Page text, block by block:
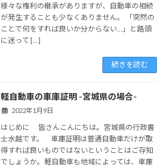
様々な権利の継承がありますが、自動車の相続
が発生することも少なくありません。 「突然の
ことで何をすれば良いか分からない…」と路頭
に迷って […]
続きを読む
軽自動車の車庫証明 -宮城県の場合-
2022年1月9日
はじめに 皆さんこんにちは。宮城県の行政書
士水越です。 車庫証明は普通自動車だけが取
得すれば良いものではないということはご存知
でしょうか。軽自動車も地域によっては、車庫